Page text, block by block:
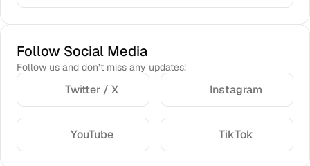
Follow Social Media
Follow us and don’t miss any updates!
Twitter / X Instagram
YouTube TikTok